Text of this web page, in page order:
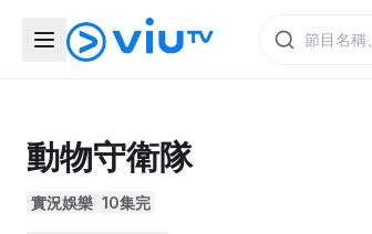
動物守衛隊
實況娛樂 10集完